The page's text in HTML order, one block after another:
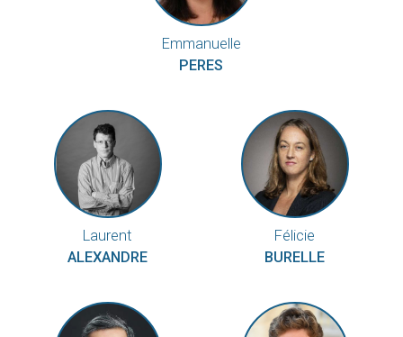
Emmanuelle
PERES
Laurent
ALEXANDRE
Félicie
BURELLE